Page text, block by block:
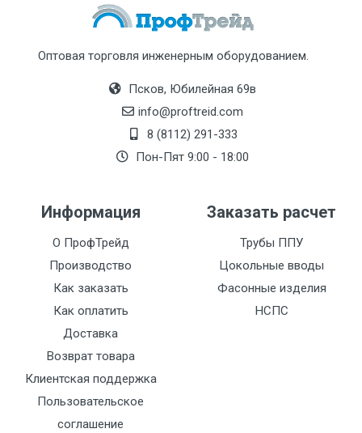
Оптовая торговля инженерным оборудованием.
Псков, Юбилейная 69в
info@proftreid.com
8 (8112) 291-333
Пон-Пят 9:00 - 18:00
Информация
О ПрофТрейд
Производство
Как заказать
Как оплатить
Доставка
Возврат товара
Клиентская поддержка
Пользовательское
соглашение
Заказать расчет
Трубы ППУ
Цокольные вводы
Фасонные изделия
НСПС